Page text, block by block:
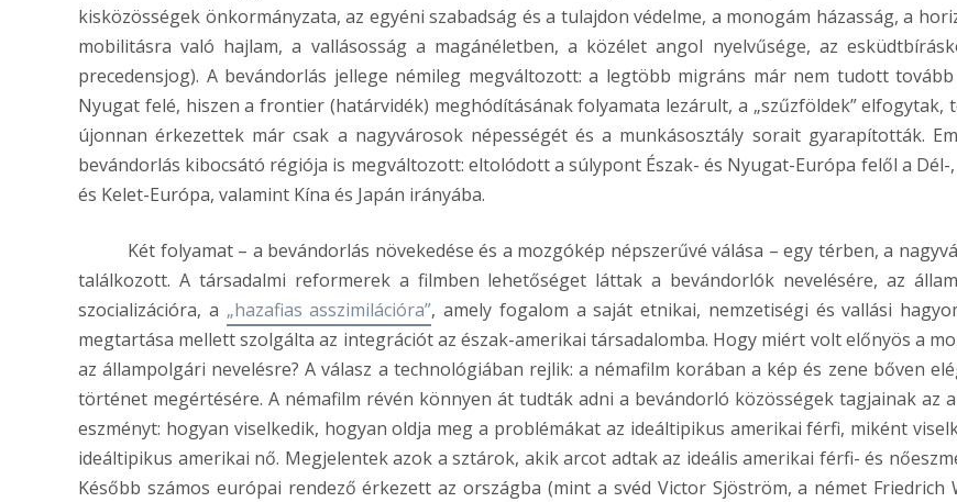
kisközösségek önkormányzata, az egyéni szabadság és a tulajdon védelme, a monogám házasság, a
mobilitásra való hajlam, a vallásosság a magánéletben, a közélet angol nyelvűsége, az
precedensjog). A bevándorlás jellege némileg megváltozott: a legtöbb migráns már nem tudott
Nyugat felé, hiszen a frontier (határvidék) meghódításának folyamata lezárult, a „szűzföldek” elfogytak,
újonnan érkezettek már csak a nagyvárosok népességét és a munkásosztály sorait gyarapították.
bevándorlás kibocsátó régiója is megváltozott: eltolódott a súlypont Észak- és Nyugat-Európa felől a Dél-
és Kelet-Európa, valamint Kína és Japán irányába.
Két folyamat – a bevándorlás növekedése és a mozgókép népszerűvé válása – egy térben, a
találkozott. A társadalmi reformerek a filmben lehetőséget láttak a bevándorlók nevelésére, az
szocializációra, a „hazafias asszimilációra”, amely fogalom a saját etnikai, nemzetiségi és vallási
megtartása mellett szolgálta az integrációt az észak-amerikai társadalomba. Hogy miért volt előnyös a
az állampolgári nevelésre? A válasz a technológiában rejlik: a némafilm korában a kép és zene bőven
történet megértésére. A némafilm révén könnyen át tudták adni a bevándorló közösségek tagjainak az
eszményt: hogyan viselkedik, hogyan oldja meg a problémákat az ideáltipikus amerikai férfi, miként
ideáltipikus amerikai nő. Megjelentek azok a sztárok, akik arcot adtak az ideális amerikai férfi- és
Később számos európai rendező érkezett az országba (mint a svéd Victor Sjöström, a német Friedrich